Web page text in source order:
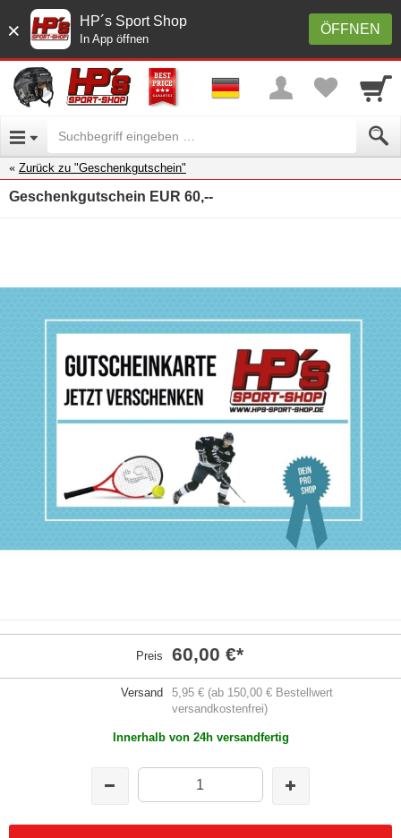
× ÖFFNEN
HP´s Sport Shop
In App öffnen
Zurück zu "Geschenkgutschein"
Geschenkgutschein EUR 60,--
Preis 60,00 €*
Versand
5,95 € (ab 150,00 € Bestellwert
versandkostenfrei)
Innerhalb von 24h versandfertig